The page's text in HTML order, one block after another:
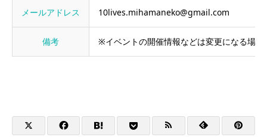
メールアドレス 10lives.mihamaneko@gmail.com
備考 ※イベントの開催情報などは変更になる場